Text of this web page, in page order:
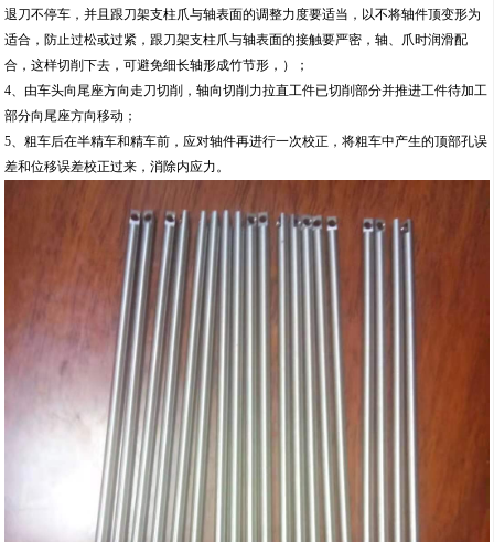
退刀不停车，并且跟刀架支柱爪与轴表面的调整力度要适当，以不将轴件顶变形为
适合，防止过松或过紧，跟刀架支柱爪与轴表面的接触要严密，轴、爪时润滑配
合，这样切削下去，可避免细长轴形成竹节形，）；
4、由车头向尾座方向走刀切削，轴向切削力拉直工件已切削部分并推进工件待加工
部分向尾座方向移动；
5、粗车后在半精车和精车前，应对轴件再进行一次校正，将粗车中产生的顶部孔误
差和位移误差校正过来，消除内应力。